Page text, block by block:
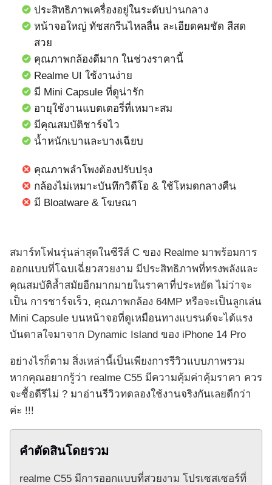
ประสิทธิภาพเครื่องอยู่ในระดับปานกลาง
หน้าจอใหญ่ ทัชสกรีนไหลลื่น ละเอียดคมชัด สีสด
สวย
คุณภาพกล้องดีมาก ในช่วงราคานี้
Realme UI ใช้งานง่าย
มี Mini Capsule ที่ดูน่ารัก
อายุใช้งานแบตเตอรี่ที่เหมาะสม
มีคุณสมบัติชาร์จไว
น้ำหนักเบาและบางเฉียบ
คุณภาพลำโพงต้องปรับปรุง
กล้องไม่เหมาะบันทึกวิดีโอ & ใช้โหมดกลางคืน
มี Bloatware & โฆษณา
สมาร์ทโฟนรุ่นล่าสุดในซีรีส์ C ของ Realme มาพร้อมการ
ออกแบบที่โฉบเฉี่ยวสวยงาม มีประสิทธิภาพที่ทรงพลังและ
คุณสมบัติล้ำสมัยอีกมากมายในราคาที่ประหยัด ไม่ว่าจะ
เป็น การชาร์จเร็ว, คุณภาพกล้อง 64MP หรือจะเป็นลูกเล่น
Mini Capsule บนหน้าจอที่ดูเหมือนทางแบรนด์จะได้แรง
บันดาลใจมาจาก Dynamic Island ของ iPhone 14 Pro
อย่างไรก็ตาม สิ่งเหล่านี้เป็นเพียงการรีวิวแบบภาพรวม
หากคุณอยากรู้ว่า realme C55 มีความคุ้มค่าคุ้มราคา ควร
จะซื้อดีรึไม่ ? มาอ่านรีวิวทดลองใช้งานจริงกันเลยดีกว่า
ค่ะ !!!
คำตัดสินโดยรวม
realme C55 มีการออกแบบที่สวยงาม โปรเซสเซอร์ที่